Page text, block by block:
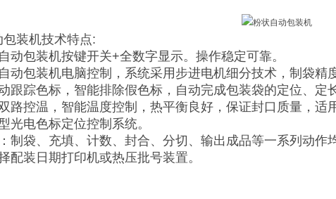
装机技术特点:
动包装机按键开关+全数字显示。操作稳定可靠。
动包装机电脑控制，系统采用步进电机细分技术，制袋精
跟踪色标，智能排除假色标，自动完成包装袋的定位、定
路控温，智能温度控制，热平衡良好，保证封口质量，适
光电色标定位控制系统。
制袋、充填、计数、封合、分切、输出成品等一系列动作
配装日期打印机或热压批号装置。